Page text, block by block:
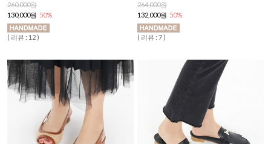
260,000원
130,000원 50%
( 리뷰 : 12 )
264,000원
132,000원 50%
( 리뷰 : 7 )